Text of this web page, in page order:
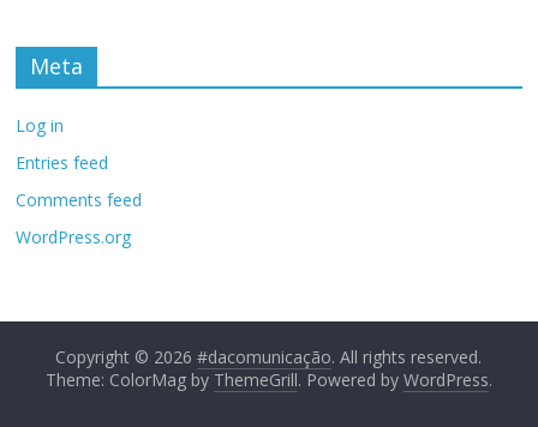
Meta
Log in
Entries feed
Comments feed
WordPress.org
Copyright © 2026#dacomunicação. All rights reserved.
Theme: ColorMag by ThemeGrill. Powered by WordPress.